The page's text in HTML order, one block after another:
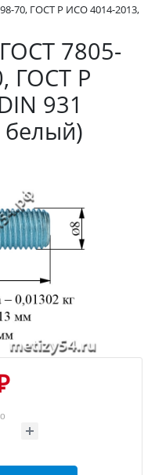
70, ГОСТ Р ИСО 4014-2013,
7805-
ГОСТ Р
931